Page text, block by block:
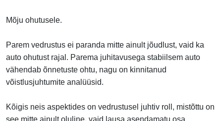
Mõju ohutusele.
Parem vedrustus ei paranda mitte ainult jõudlust, vaid ka
auto ohutust rajal. Parema juhitavusega stabiilsem auto
vähendab õnnetuste ohtu, nagu on kinnitanud
võistlusjuhtumite analüüsid.
Kõigis neis aspektides on vedrustusel juhtiv roll, mistõttu on
see mitte ainult oluline, vaid lausa asendamatu osa